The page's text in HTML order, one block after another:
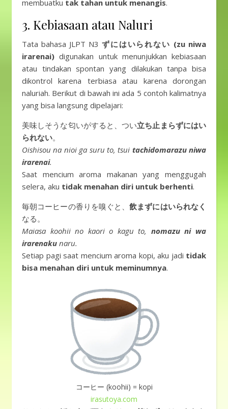
membuatku tak tahan untuk menangis.
3. Kebiasaan atau Naluri
Tata bahasa JLPT N3 ずにはいられない (zu niwa
irarenai) digunakan untuk menunjukkan kebiasaan
atau tindakan spontan yang dilakukan tanpa bisa
dikontrol karena terbiasa atau karena dorongan
naluriah. Berikut di bawah ini ada 5 contoh kalimatnya
yang bisa langsung dipelajari:
美味しそうな匂いがすると、つい立ち止まらずにはい
られない。
Oishisou na nioi ga suru to, tsui tachidomarazu niwa
irarenai.
Saat mencium aroma makanan yang menggugah
selera, aku tidak menahan diri untuk berhenti.
毎朝コーヒーの香りを嗅ぐと、飲まずにはいられなく
なる。
Maiasa koohii no kaori o kagu to, nomazu ni wa
irarenaku naru.
Setiap pagi saat mencium aroma kopi, aku jadi tidak
bisa menahan diri untuk meminumnya.
コーヒー (koohii) = kopi
irasutoya.com